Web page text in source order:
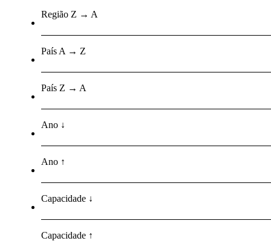
Região Z → A
País A → Z
País Z → A
Ano ↓
Ano ↑
Capacidade ↓
Capacidade ↑